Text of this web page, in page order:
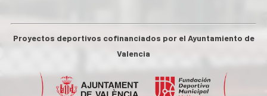
Proyectos deportivos cofinanciados por el Ayuntamiento de
Valencia